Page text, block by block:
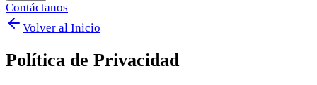
Contáctanos
Volver al Inicio
Política de Privacidad